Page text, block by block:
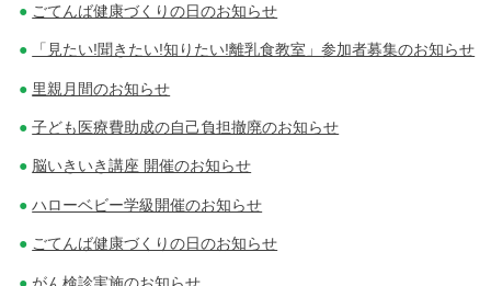
ごてんば健康づくりの日のお知らせ
「見たい!聞きたい!知りたい!離乳食教室」参加者募集のお知らせ
里親月間のお知らせ
子ども医療費助成の自己負担撤廃のお知らせ
脳いきいき講座 開催のお知らせ
ハローベビー学級開催のお知らせ
ごてんば健康づくりの日のお知らせ
がん検診実施のお知らせ